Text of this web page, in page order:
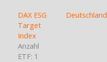
DAX ESG
Target
Index
Anzahl
ETF: 1
Deutschland